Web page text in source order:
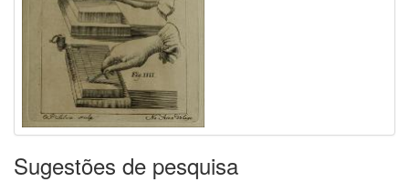
Sugestões de pesquisa